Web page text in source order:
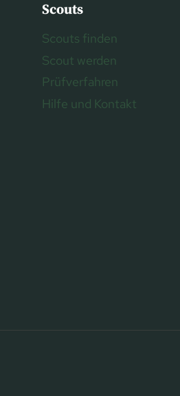
Scouts
Scouts finden
Scout werden
Prüfverfahren
Hilfe und Kontakt